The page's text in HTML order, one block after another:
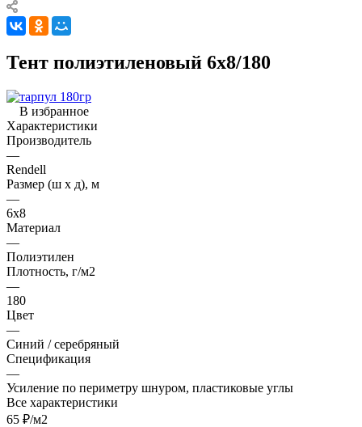
Тент полиэтиленовый 6х8/180
В избранное
Характеристики
Производитель
—
Rendell
Размер (ш х д), м
—
6х8
Материал
—
Полиэтилен
Плотность, г/м2
—
180
Цвет
—
Синий / серебряный
Спецификация
—
Усиление по периметру шнуром, пластиковые углы
Все характеристики
65 ₽/м2